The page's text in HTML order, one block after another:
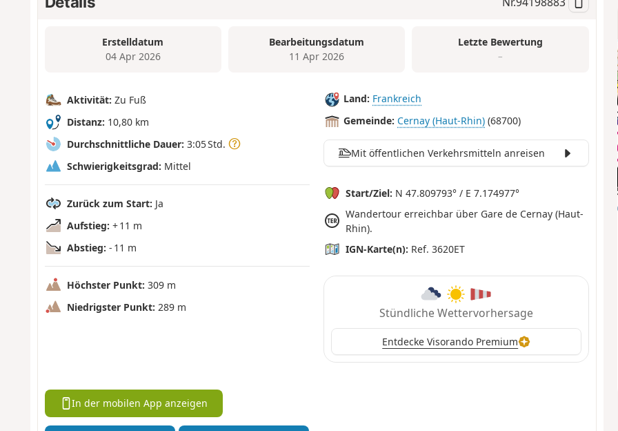
Erstelldatum
04 Apr 2026
Bearbeitungsdatum
11 Apr 2026
Letzte Bewertung
–
Aktivität: Zu Fuß
Distanz: 10,80 km
Durchschnittliche Dauer: 3:05 Std.
Schwierigkeitsgrad: Mittel
Zurück zum Start: Ja
Aufstieg: + 11 m
Abstieg: - 11 m
Höchster Punkt: 309 m
Niedrigster Punkt: 289 m
Land: Frankreich
Gemeinde: Cernay (Haut-Rhin) (68700)
Mit öffentlichen Verkehrsmitteln anreisen
Start/Ziel: N 47.809793° / E 7.174977°
Wandertour erreichbar über Gare de Cernay (Haut-
Rhin).
IGN-Karte(n): Ref. 3620ET
Stündliche Wettervorhersage
Entdecke Visorando Premium
In der mobilen App anzeigen